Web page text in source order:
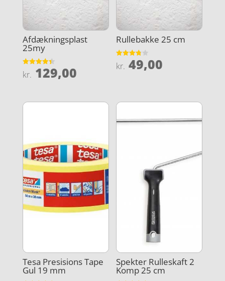
Afdækningsplast
25my
Vurderet
4.4
kr. 129,00
Rullebakke 25 cm
Vurderet
3.8
kr. 49,00
Tesa Presisions Tape
Gul 19 mm
Spekter Rulleskaft 2
Komp 25 cm